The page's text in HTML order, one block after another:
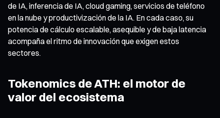
de IA, inferencia de IA, cloud gaming, servicios de teléfono
en la nube y productivización de la IA. En cada caso, su
potencia de cálculo escalable, asequible y de baja latencia
acompaña el ritmo de innovación que exigen estos
sectores.
Tokenomics de ATH: el motor de
valor del ecosistema